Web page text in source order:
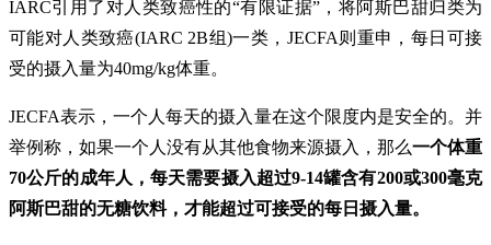
IARC引用了对人类致癌性的“有限证据”，将阿斯巴甜归类为
可能对人类致癌(IARC 2B组)一类，JECFA则重申，每日可接
受的摄入量为40mg/kg体重。
JECFA表示，一个人每天的摄入量在这个限度内是安全的。并
举例称，如果一个人没有从其他食物来源摄入，那么一个体重
70公斤的成年人，每天需要摄入超过9-14罐含有200或300毫克
阿斯巴甜的无糖饮料，才能超过可接受的每日摄入量。